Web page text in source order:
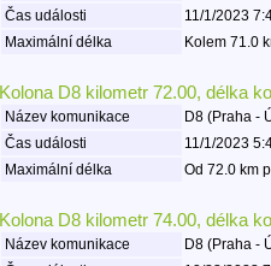
Čas události
11/1/2023
Maximální délka
Kolem 71.0
Kolona D8 kilometr 72.00, délka
Název komunikace
D8 (Praha -
Čas události
11/1/2023
Maximální délka
Od 72.0 km
Kolona D8 kilometr 74.00, délka
Název komunikace
D8 (Praha -